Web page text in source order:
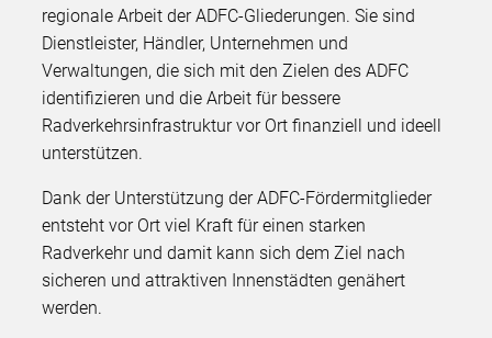
regionale Arbeit der ADFC-Gliederungen. Sie sind
Dienstleister, Händler, Unternehmen und
Verwaltungen, die sich mit den Zielen des ADFC
identifizieren und die Arbeit für bessere
Radverkehrsinfrastruktur vor Ort finanziell und ideell
unterstützen.
Dank der Unterstützung der ADFC-Fördermitglieder
entsteht vor Ort viel Kraft für einen starken
Radverkehr und damit kann sich dem Ziel nach
sicheren und attraktiven Innenstädten genähert
werden.